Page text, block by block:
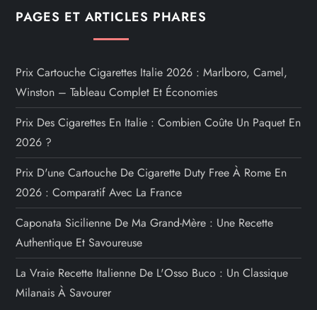
PAGES ET ARTICLES PHARES
Prix Cartouche Cigarettes Italie 2026 : Marlboro, Camel,
Winston – Tableau Complet Et Économies
Prix Des Cigarettes En Italie : Combien Coûte Un Paquet En
2026 ?
Prix D'une Cartouche De Cigarette Duty Free À Rome En
2026 : Comparatif Avec La France
Caponata Sicilienne De Ma Grand-Mère : Une Recette
Authentique Et Savoureuse
La Vraie Recette Italienne De L'Osso Buco : Un Classique
Milanais À Savourer